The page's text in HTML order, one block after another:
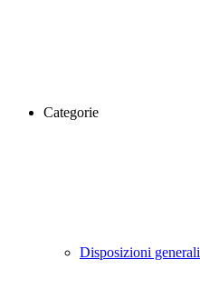
Categorie
Disposizioni generali